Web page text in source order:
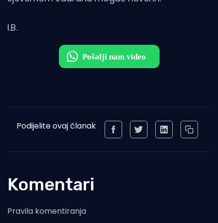
I.B.
Podijelite ovaj članak
Komentari
Pravila komentiranja